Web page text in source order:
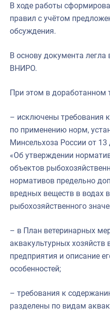
В ходе работы
правил с учётом
обсуждения.
В основу документа легла
ВНИРО.
При этом в доработанном
– исключены требования
по применению норм,
Минсельхоза России от
«Об утверждении
объектов
нормативов предельно
вредных веществ в водах
рыбохозяйственного
– в План ветеринарных
аквакультурных хозяйств
предприятия и описание
особенностей;
– требования к
разделены по видам